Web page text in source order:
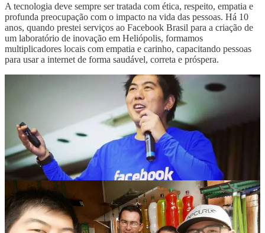
A tecnologia deve sempre ser tratada com ética, respeito, empatia e
profunda preocupação com o impacto na vida das pessoas. Há 10
anos, quando prestei serviços ao Facebook Brasil para a criação de
um laboratório de inovação em Heliópolis, formamos
multiplicadores locais com empatia e carinho, capacitando pessoas
para usar a internet de forma saudável, correta e próspera.